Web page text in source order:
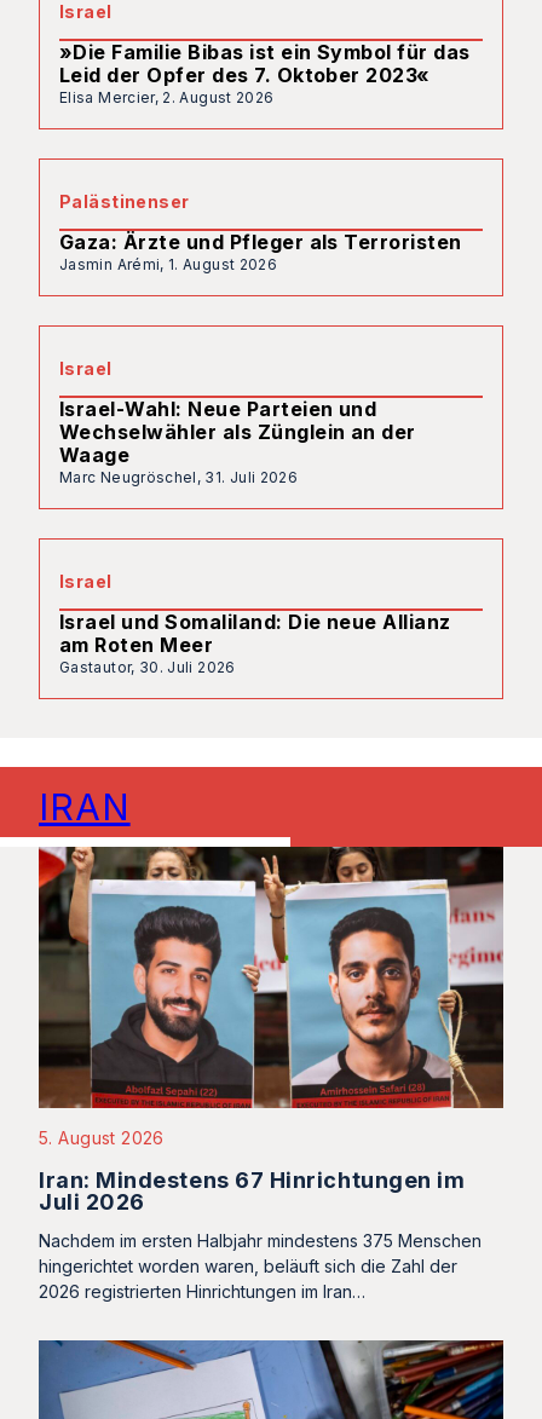
Israel
»Die Familie Bibas ist ein Symbol für das
Leid der Opfer des 7. Oktober 2023«
Elisa Mercier, 2. August 2026
Palästinenser
Gaza: Ärzte und Pfleger als Terroristen
Jasmin Arémi, 1. August 2026
Israel
Israel-Wahl: Neue Parteien und
Wechselwähler als Zünglein an der
Waage
Marc Neugröschel, 31. Juli 2026
Israel
Israel und Somaliland: Die neue Allianz
am Roten Meer
Gastautor, 30. Juli 2026
IRAN
5. August 2026
Iran: Mindestens 67 Hinrichtungen im
Juli 2026
Nachdem im ersten Halbjahr mindestens 375 Menschen
hingerichtet worden waren, beläuft sich die Zahl der
2026 registrierten Hinrichtungen im Iran…